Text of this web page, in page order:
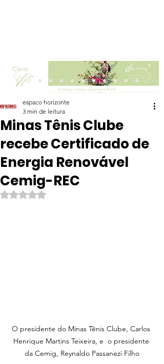
Clicar
Minas Tênis Clube
recebe Certificado de
Energia Renovável
Cemig-REC
espaco horizonte
3 min de leitura
Avaliado com NaN de 5 estrelas.
O presidente do Minas Tênis Clube, Carlos
Henrique Martins Teixeira, e  o presidente
da Cemig, Reynaldo Passanezi Filho